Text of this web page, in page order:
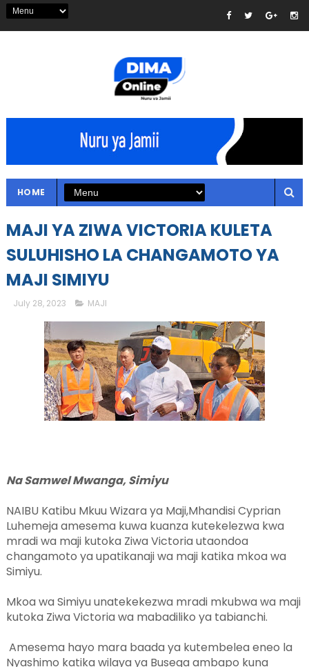
HOME
MAJI YA ZIWA VICTORIA KULETA
SULUHISHO LA CHANGAMOTO YA
MAJI SIMIYU
July 28, 2023 MAJI
Na Samwel Mwanga, Simiyu
NAIBU Katibu Mkuu Wizara ya Maji,Mhandisi Cyprian
Luhemeja amesema kuwa kuanza kutekelezwa kwa
mradi wa maji kutoka Ziwa Victoria utaondoa
changamoto ya upatikanaji wa maji katika mkoa wa
Simiyu.
Mkoa wa Simiyu unatekekezwa mradi mkubwa wa maji
kutoka Ziwa Victoria wa mabadiliko ya tabianchi.
Amesema hayo mara baada ya kutembelea eneo la
Nyashimo katika wilaya ya Busega ambapo kuna